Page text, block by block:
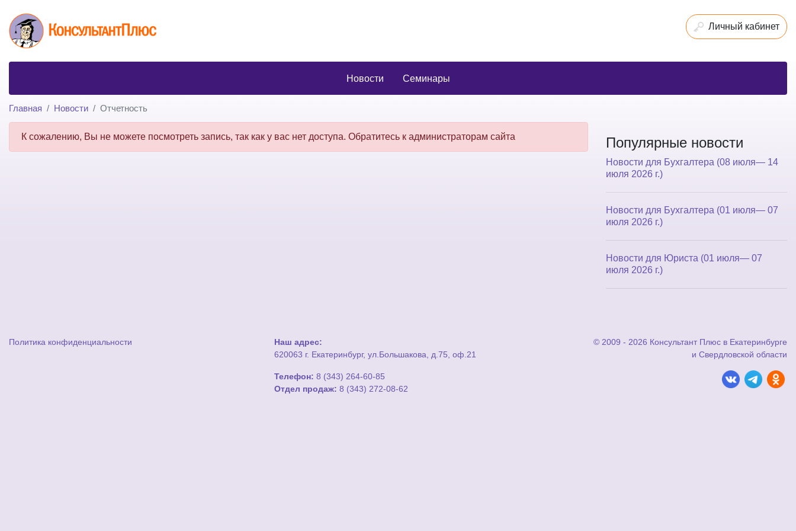
Личный кабинет
Новости Семинары
Главная Новости Отчетность
К сожалению, Вы не можете посмотреть запись, так как у вас нет доступа. Обратитесь к администраторам сайта Популярные новости
Новости для Бухгалтера (08 июля— 14
июля 2026 г.)
Новости для Бухгалтера (01 июля— 07
июля 2026 г.)
Новости для Юриста (01 июля— 07
июля 2026 г.)
Политика конфиденциальности
Наш адрес:
620063 г. Екатеринбург, ул.Большакова, д.75, оф.21
Телефон: 8 (343) 264-60-85
Отдел продаж: 8 (343) 272-08-62
© 2009 - 2026 Консультант Плюс в Екатеринбурге
и Свердловской области